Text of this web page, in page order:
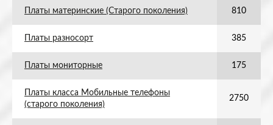
Платы материнские (Старого поколения) 810
Платы разносорт 385
Платы мониторные 175
Платы класса Мобильные телефоны
(старого поколения)
2750